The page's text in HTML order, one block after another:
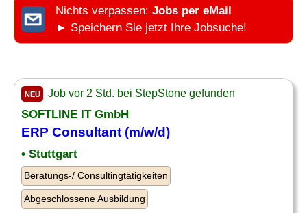
Nichts verpassen: Jobs per eMail
► Speichern Sie jetzt Ihre Jobsuche!
NEU Job vor 2 Std. bei StepStone gefunden
SOFTLINE IT GmbH
ERP Consultant (m/w/d)
• Stuttgart
Beratungs-/ Consultingtätigkeiten
Abgeschlossene Ausbildung